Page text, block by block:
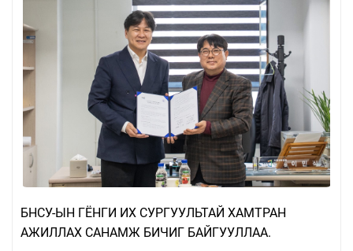
БНСУ-ЫН ГЁНГИ ИХ СУРГУУЛЬТАЙ ХАМТРАН
АЖИЛЛАХ САНАМЖ БИЧИГ БАЙГУУЛЛАА.